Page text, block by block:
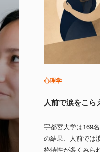
心理学
人前で涙をこ
宇都宮大学は169
の結果、人前では
格特性が多くみら